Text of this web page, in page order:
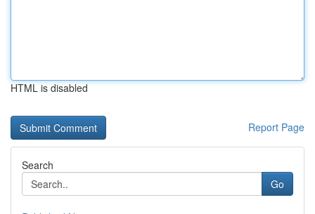
HTML is disabled
Report Page
Search
Go